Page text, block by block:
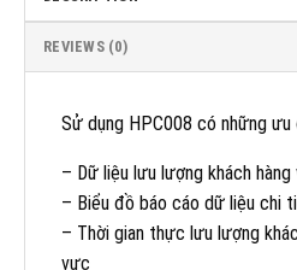
REVIEWS (0)
Sử dụng HPC008 có những ưu
– Dữ liệu lưu lượng khách hàng
– Biểu đồ báo cáo dữ liệu chi
– Thời gian thực lưu lượng
vực